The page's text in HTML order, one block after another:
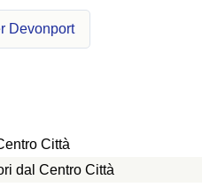
Devonport
Città
dal Centro Città